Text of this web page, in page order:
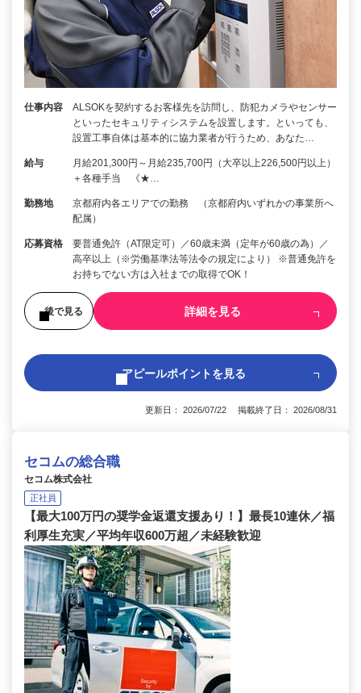
仕事内容
ALSOKを契約するお客様先を訪問し、防犯カメラやセンサー
といったセキュリティシステムを設置します。といっても、
設置工事自体は基本的に協力業者が行うため、あなた…
給与
月給201,300円～月給235,700円（大卒以上226,500円以上）
＋各種手当 《★…
勤務地
京都府内各エリアでの勤務 （京都府内いずれかの事業所へ
配属）
応募資格
要普通免許（AT限定可）／60歳未満（定年が60歳の為）／
高卒以上（※労働基準法等法令の規定により） ※普通免許を
お持ちでない方は入社までの取得でOK！
後で見る 詳細を見る
アピールポイントを見る
更新日： 2026/07/22 掲載終了日： 2026/08/31
セコムの総合職
セコム株式会社
正社員
【最大100万円の奨学金返還支援あり！】最長10連休／福
利厚生充実／平均年収600万超／未経験歓迎